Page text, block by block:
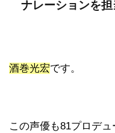
ナレーションを
酒巻光宏です。
この声優も81プロデュ